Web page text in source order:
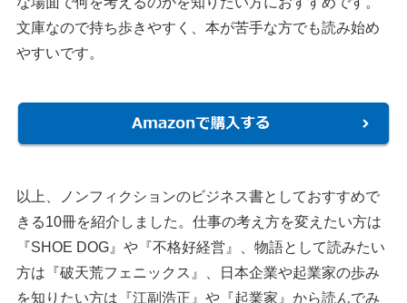
文庫なので持ち歩きやすく、本が苦手な方でも読み始め
やすいです。
以上、ノンフィクションのビジネス書としておすすめで
きる10冊を紹介しました。仕事の考え方を変えたい方は
『SHOE DOG』や『不格好経営』、物語として読みたい
方は『破天荒フェニックス』、日本企業や起業家の歩み
を知りたい方は『江副浩正』や『起業家』から読んでみ